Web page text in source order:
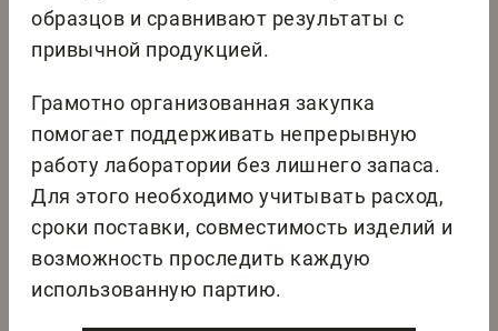
образцов и сравнивают результаты с
привычной продукцией.
Грамотно организованная закупка
помогает поддерживать непрерывную
работу лаборатории без лишнего запаса.
Для этого необходимо учитывать расход,
сроки поставки, совместимость изделий и
возможность проследить каждую
использованную партию.